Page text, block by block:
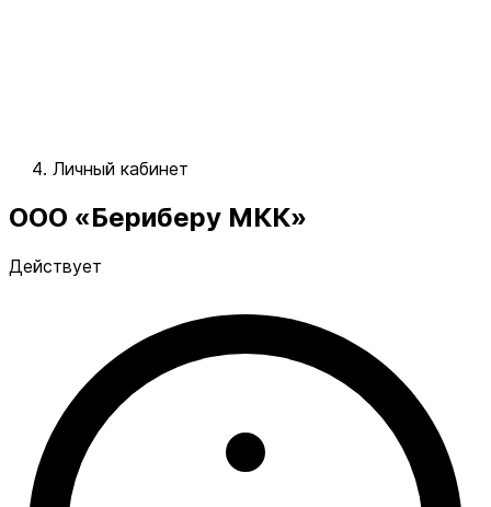
Личный кабинет
ООО «Бериберу МКК»
Действует